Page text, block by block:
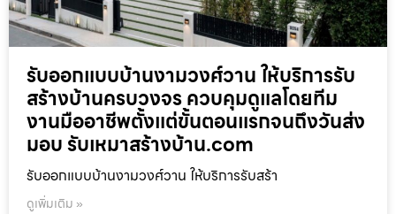
รับออกแบบบ้านงามวงศ์วาน ให้บริการรับ
สร้างบ้านครบวงจร ควบคุมดูแลโดยทีม
งานมืออาชีพตั้งแต่ขั้นตอนแรกจนถึงวันส่ง
มอบ รับเหมาสร้างบ้าน.com
รับออกแบบบ้านงามวงศ์วาน ให้บริการรับสร้า
ดูเพิ่มเติม »